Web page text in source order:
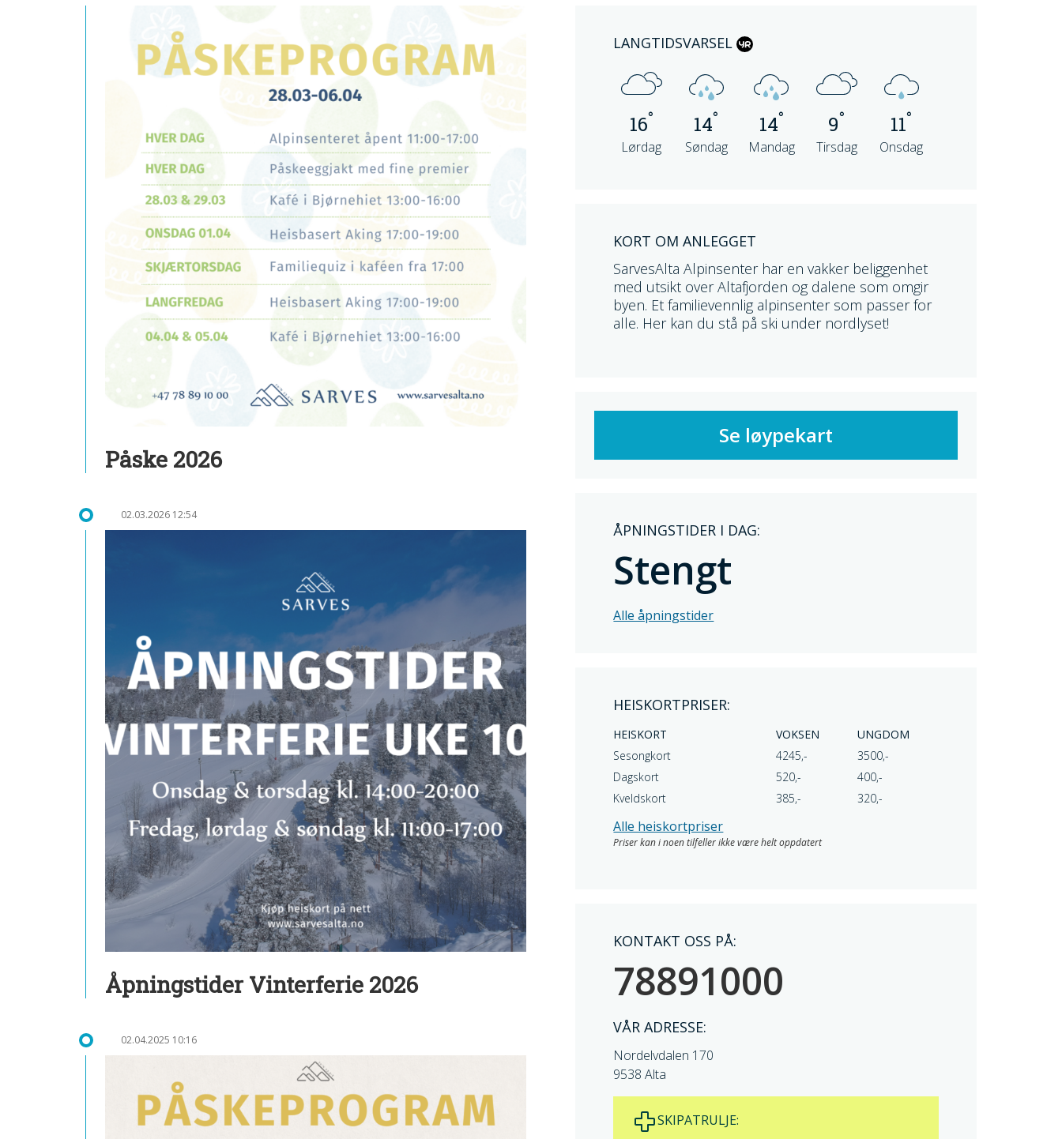
Påske 2026
02.03.2026 12:54
Åpningstider Vinterferie 2026
02.04.2025 10:16
LANGTIDSVARSEL
16°
Lørdag
14°
Søndag
14°
Mandag
9°
Tirsdag
11°
Onsdag
KORT OM ANLEGGET
SarvesAlta Alpinsenter har en vakker beliggenhet
med utsikt over Altafjorden og dalene som omgir
byen. Et familievennlig alpinsenter som passer for
alle. Her kan du stå på ski under nordlyset!
Se løypekart
ÅPNINGSTIDER I DAG:
Stengt
Alle åpningstider
HEISKORTPRISER:
HEISKORT VOKSEN
UNGDOM
Sesongkort
4245,-
3500,-
Dagskort
520,-
400,-
Kveldskort
385,- 320,-
Alle heiskortpriser
Priser kan i noen tilfeller ikke være helt oppdatert
KONTAKT OSS PÅ:
78891000
VÅR ADRESSE:
Nordelvdalen 170
9538 Alta
SKIPATRULJE: